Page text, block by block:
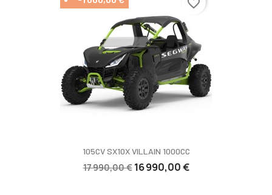
105CV SX10X VILLAIN 1000CC
17 990,00 € 16 990,00 €
favorite_border